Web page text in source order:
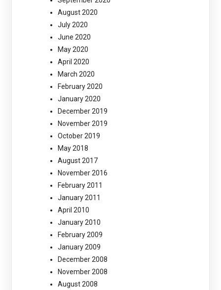
August 2020
July 2020
June 2020
May 2020
April 2020
March 2020
February 2020
January 2020
December 2019
November 2019
October 2019
May 2018
August 2017
November 2016
February 2011
January 2011
April 2010
January 2010
February 2009
January 2009
December 2008
November 2008
August 2008